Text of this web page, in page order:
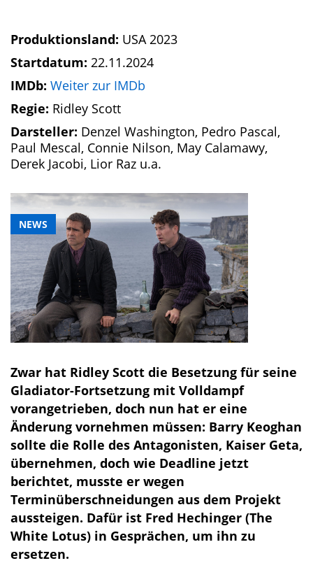
NEWS
Produktionsland: USA 2023
Startdatum: 22.11.2024
IMDb: Weiter zur IMDb
Regie: Ridley Scott
Darsteller: Denzel Washington, Pedro Pascal,
Paul Mescal, Connie Nilson, May Calamawy,
Derek Jacobi, Lior Raz u.a.
Zwar hat Ridley Scott die Besetzung für seine
Gladiator-Fortsetzung mit Volldampf
vorangetrieben, doch nun hat er eine
Änderung vornehmen müssen: Barry Keoghan
sollte die Rolle des Antagonisten, Kaiser Geta,
übernehmen, doch wie Deadline jetzt
berichtet, musste er wegen
Terminüberschneidungen aus dem Projekt
aussteigen. Dafür ist Fred Hechinger (The
White Lotus) in Gesprächen, um ihn zu
ersetzen.